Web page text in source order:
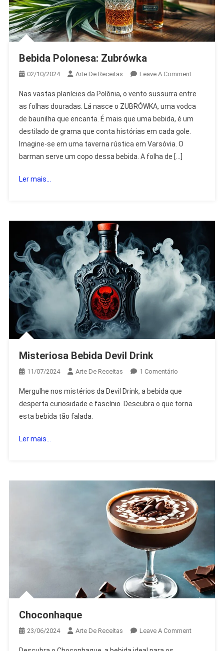
Bebida Polonesa: Zubrówka
02/10/2024 Arte De Receitas Leave A CommentOn
Polonesa:
Zubrówka
Nas vastas planícies da Polônia, o vento sussurra entre
as folhas douradas. Lá nasce o ZUBRÓWKA, uma vodca
de baunilha que encanta. É mais que uma bebida, é um
destilado de grama que conta histórias em cada gole.
Imagine-se em uma taverna rústica em Varsóvia. O
barman serve um copo dessa bebida. A folha de […]
Ler mais...
Misteriosa Bebida Devil Drink
11/07/2024 Arte De Receitas 1 ComentárioEm
Bebida
Devil
Mergulhe nos mistérios da Devil Drink, a bebida que
desperta curiosidade e fascínio. Descubra o que torna
esta bebida tão falada.
Ler mais...
Choconhaque
23/06/2024 Arte De Receitas Leave A CommentOn